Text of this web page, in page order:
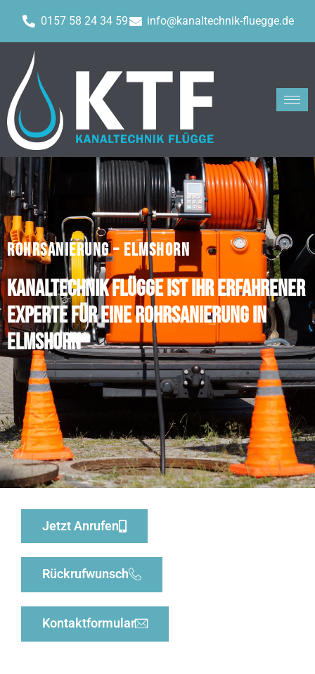
0157 58 24 34 59 info@kanaltechnik-fluegge.de
ROHRSANIERUNG – ELMSHORN
Kanaltechnik Flügge ist Ihr erfahrener
Experte für eine Rohrsanierung in
Elmshorn
Jetzt Anrufen
Rückrufwunsch
Kontaktformular